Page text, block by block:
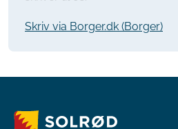
Skriv via Borger.dk (Borger)